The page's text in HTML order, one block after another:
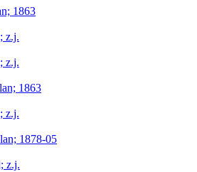
1863
z.j.
z.j.
1863
z.j.
1878-05
z.j.